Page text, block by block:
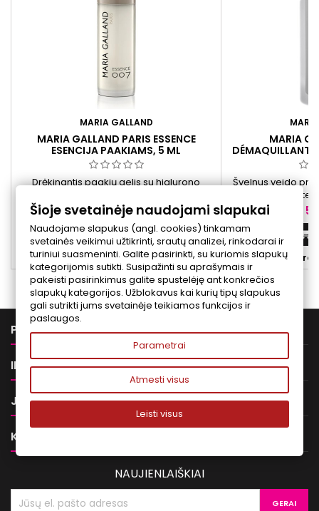
MARIA GALLAND
MARIA GALLAND PARIS ESSENCE
ESENCIJA PAAKIAMS, 5 ML
Drėkinantis paakių gelis su hialurono
pojūtį, padeda palaikyti odos drėgmės
balansą ir vizualiai lygina smulkias
raukšleles.
Kaina
25,00 €
 Į krepšelį
Yra sandėlyje
MARIA
LOTION
Švelnus veido
rūgštimi,
eksfolijuoti,


PREKĖS 
INFORMACIJA 
JŪSŲ PASKYRA 
KONTAKTAI
NAUJIENLAIŠKIAI
Šioje svetainėje naudojami slapukai
Naudojame slapukus (angl. cookies) tinkamam
svetainės veikimui užtikrinti, srautų analizei, rinkodarai ir
turiniui suasmeninti. Galite pasirinkti, su kuriomis slapukų
kategorijomis sutikti. Susipažinti su aprašymais ir
pakeisti pasirinkimus galite spustelėję ant konkrečios
slapukų kategorijos. Užblokavus kai kurių tipų slapukus
gali sutrikti jums svetainėje teikiamos funkcijos ir
paslaugos.
Parametrai
Atmesti visus
Leisti visus